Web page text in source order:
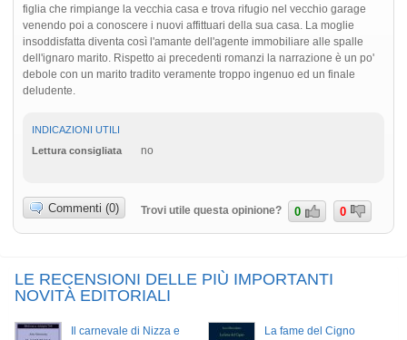
figlia che rimpiange la vecchia casa e trova rifugio nel vecchio garage
venendo poi a conoscere i nuovi affittuari della sua casa. La moglie
insoddisfatta diventa così l'amante dell'agente immobiliare alle spalle
dell'ignaro marito. Rispetto ai precedenti romanzi la narrazione è un po'
debole con un marito tradito veramente troppo ingenuo ed un finale
deludente.
INDICAZIONI UTILI
Lettura consigliata
no
Commenti (0) Trovi utile questa opinione? 0 0
LE RECENSIONI DELLE PIÙ IMPORTANTI
NOVITÀ EDITORIALI
Il carnevale di Nizza e La fame del Cigno